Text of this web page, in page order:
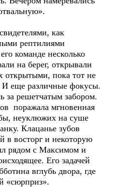
как
рептилиями
команде несколько
на берег, открывали
открытыми, пока тот не
еще различные фокусы.
за решетчатым забором.
поражала мгновенная
неуклюжих на суше
Клацанье зубов
в восторг и некоторую
рядом с Максимом и
Его задачей
вглубь двора, где
«сюрприз».